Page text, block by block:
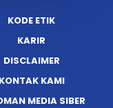
KODE ETIK
KARIR
DISCLAIMER
KONTAK KAMI
MEDIA SIBER